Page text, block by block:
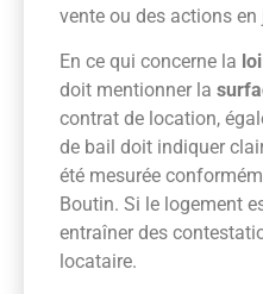
vente ou des actions en
En ce qui concerne la
doit mentionner la
contrat de location,
de bail doit indiquer
été mesurée
Boutin. Si le logement
entraîner des
locataire.